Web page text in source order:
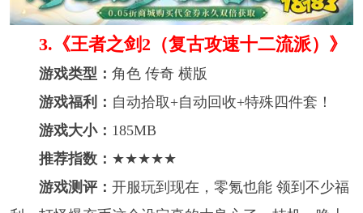
3. 《王者之剑2（复古攻速十二流派）》
游戏类型： 角色 传奇 横版
游戏福利： 自动拾取+自动回收+特殊四件套！
游戏大小： 185MB
推荐指数： ★★★★★
游戏测评： 开服玩到现在，零氪也能 领到不少福